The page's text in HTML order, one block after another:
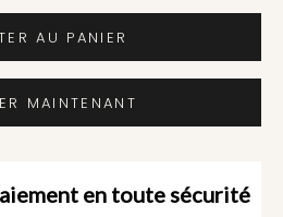
AU PANIER
MAINTENANT
en toute sécurité